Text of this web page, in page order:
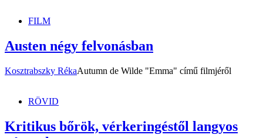
FILM
Austen négy felvonásban
Kosztrabszky RékaAutumn de Wilde "Emma" című filmjéről
RÖVID
Kritikus bőrök, vérkeringéstől langyos